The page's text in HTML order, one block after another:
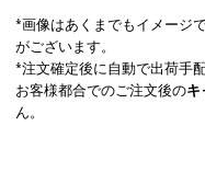
*画像はあくまでもイメージ
がございます。
*注文確定後に自動で出荷手
お客様都合でのご注文後の
ん。